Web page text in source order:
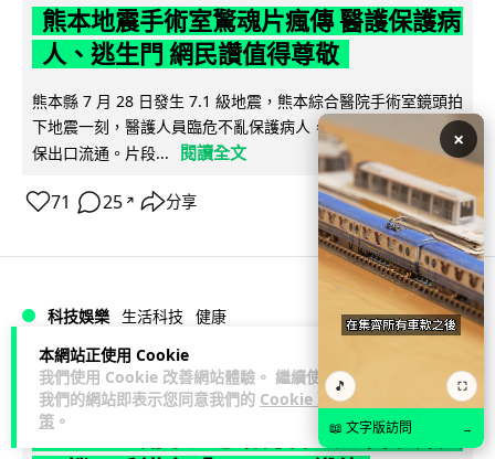
本網站正使用 Cookie
我們使用 Cookie 改善網站體驗。 繼續使用
我們的網站即表示您同意我們的 Cookie 政
策 。
熊本地震手術室驚魂片瘋傳 醫護保護病
人、逃生門 網民讚值得尊敬
熊本縣 7 月 28 日發生 7.1 級地震，熊本綜合醫院手術室鏡頭拍
下地震一刻，醫護人員臨危不亂保護病人，更馬上開逃生門確
保出口流通。片段...
閱讀全文
71 25 ↗ 分享
科技娛樂 生活科技 健康
arthur 2 日
AirPods 用家注意聽力響紅燈 醫學界籲
×
🎵 ⛶
📖 文字版訪問 →